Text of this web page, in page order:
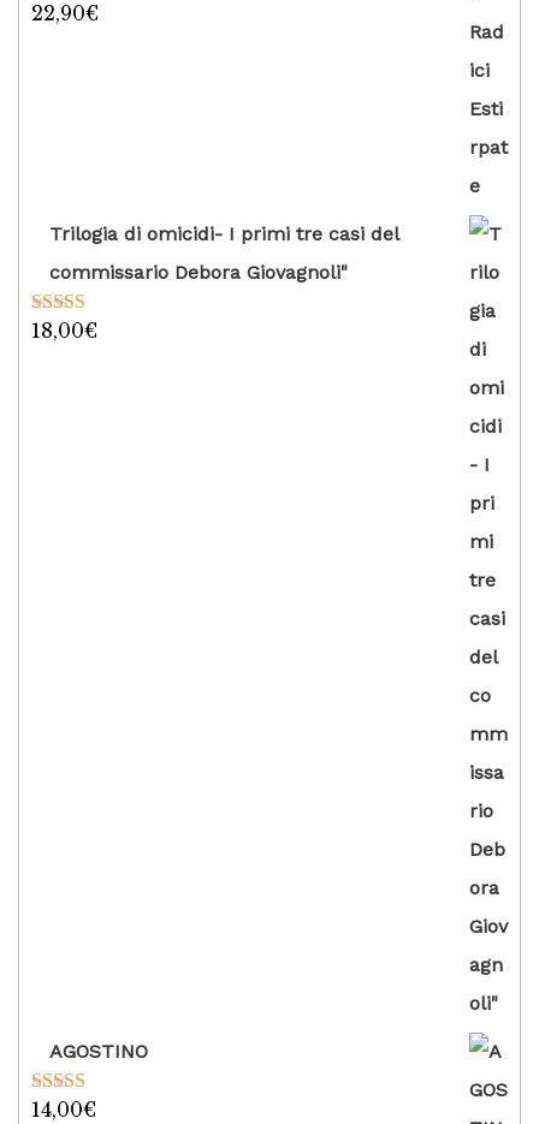
Valutato
22,90€
Trilogia di omicidi- I primi tre casi del
commissario Debora Giovagnoli"
Valutato
18,00€
AGOSTINO
Valutato
14,00€